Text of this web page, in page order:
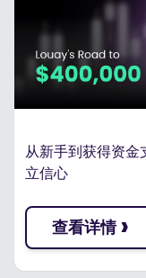
从新手到获得资
立信心
查看详情 ›